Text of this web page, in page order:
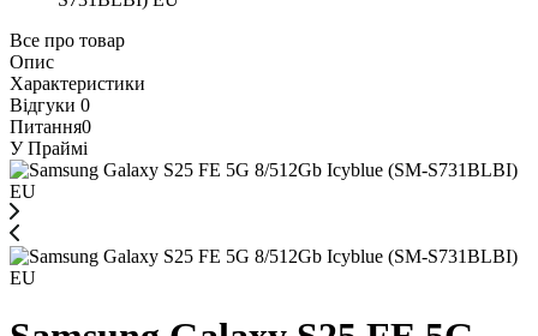
Все про товар
Опис
Характеристики
Відгуки 0
Питання0
У Праймі